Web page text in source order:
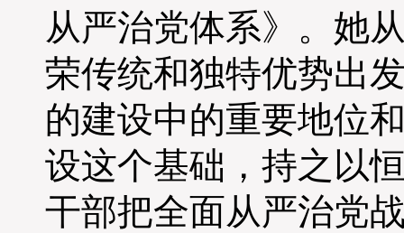
从严治党体系》。她
荣传统和独特优势出
的建设中的重要地位
设这个基础，持之以
干部把全面从严治党